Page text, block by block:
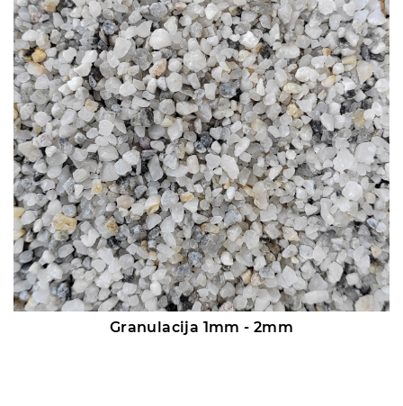
Granulacija 1mm - 2mm